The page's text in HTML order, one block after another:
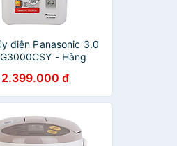
điện Panasonic 3.0
- Hàng
2.399.000 đ